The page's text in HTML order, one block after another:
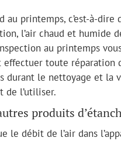
printemps, c’est-à-dire
l’air chaud et humide
au printemps
toute réparation
durant le nettoyage et
de l’utiliser.
produits
le débit de l’air dans